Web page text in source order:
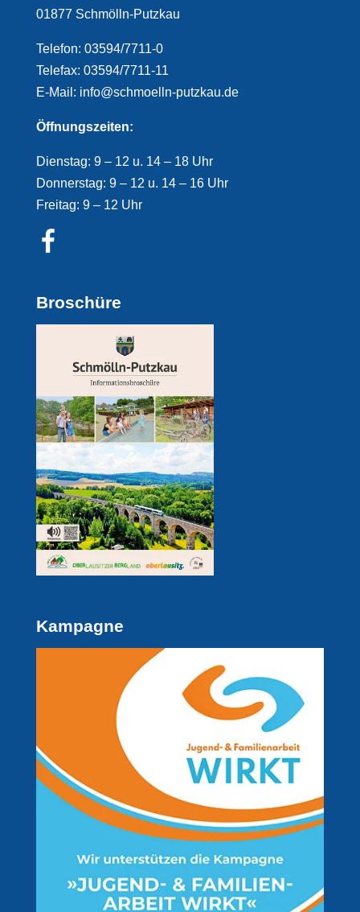
01877 Schmölln-Putzkau
Telefon: 03594/7711-0
Telefax: 03594/7711-11
E-Mail: info@schmoelln-putzkau.de
Öffnungszeiten:
Dienstag: 9 – 12 u. 14 – 18 Uhr
Donnerstag: 9 – 12 u. 14 – 16 Uhr
Freitag: 9 – 12 Uhr
Broschüre
Kampagne